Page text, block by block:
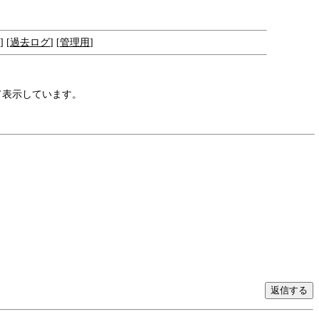
] [過去ログ] [管理用]
示しています。